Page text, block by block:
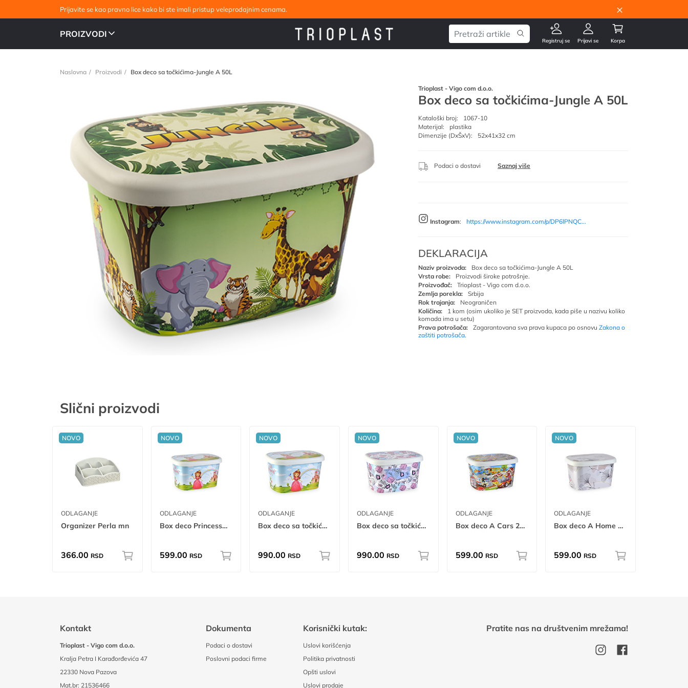
Prijavite se kao pravno lice kako bi ste imali pristup veleprodajnim cenama. ×
PROIZVODI
Registruj se Prijavi se Korpa
Naslovna Proizvodi Box deco sa točkićima-Jungle A 50L
Trioplast - Vigo com d.o.o.
Box deco sa točkićima-Jungle A 50L
Kataloški broj:
1067-10
Materijal:
plastika
Dimenzije (DxŠxV):
52x41x32 cm
Podaci o dostavi Saznaj više
Instagram: https://www.instagram.com/p/DP6lPNQC...
DEKLARACIJA
Naziv proizvoda:
Box deco sa točkićima-Jungle A 50L
Vrsta robe:
Proizvodi široke potrošnje.
Proizvođač:
Trioplast - Vigo com d.o.o.
Zemlja porekla:
Srbija
Rok trajanja:
Neograničen
Količina:
1 kom (osim ukoliko je SET proizvoda, kada piše u nazivu koliko
komada ima u setu)
Prava potrošača:
Zagarantovana sva prava kupaca po osnovu Zakona o
zaštiti potrošača.
Slični proizvodi
NOVO
ODLAGANJE
Organizer Perla mn
366.00 RSD
NOVO
ODLAGANJE
Box deco Princess 25L
599.00 RSD
NOVO
ODLAGANJE
Box deco sa točkićima - Princess 50L A 50L
990.00 RSD
NOVO
ODLAGANJE
Box deco sa točkićima - Chic A 50L
990.00 RSD
NOVO
ODLAGANJE
Box deco A Cars 25L
599.00 RSD
NOVO
ODLAGANJE
Box deco A Home Sweet Home 25L
599.00 RSD
Kontakt
Trioplast - Vigo com d.o.o.
Kralja Petra I Karađorđevića 47
22330 Nova Pazova
Mat.br: 21536466
Dokumenta
Podaci o dostavi
Poslovni podaci firme
Korisnički kutak:
Uslovi korišćenja
Politika privatnosti
Opšti uslovi
Uslovi prodaje
Pratite nas na društvenim mrežama!